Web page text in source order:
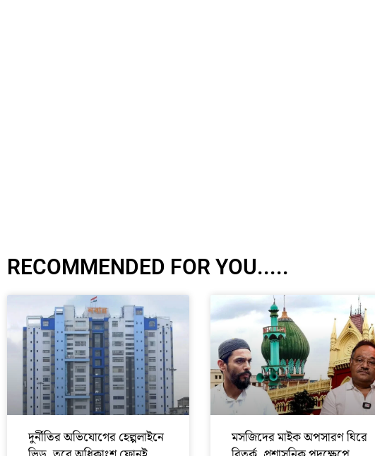
RECOMMENDED FOR YOU.....
দুর্নীতির অভিযোগের হেল্পলাইনে
মসজিদের মাইক অপসারণ ঘিরে